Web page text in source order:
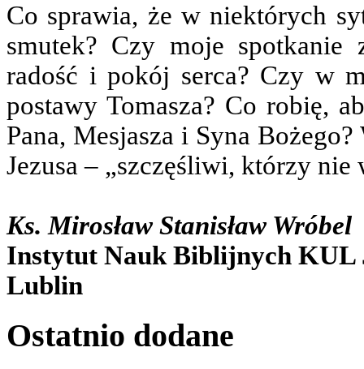
Co sprawia, że w niektórych
smutek? Czy moje spotkanie
radość i pokój serca? Czy w
postawy Tomasza? Co robię,
Pana, Mesjasza i Syna
Jezusa – „szczęśliwi, którzy
Ks. Mirosław Stanisław Wróbel
Instytut Nauk Biblijnych KUL
Lublin
Ostatnio dodane